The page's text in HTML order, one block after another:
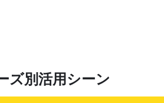
ズ別活用シーン